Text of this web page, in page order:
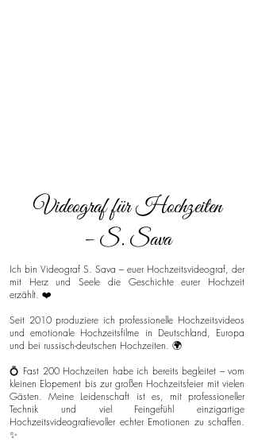
Videograf für Hochzeiten
– S. Sava
Ich bin Videograf S. Sava – euer Hochzeitsvideograf, der
mit Herz und Seele die Geschichte eurer Hochzeit
erzählt. ❤️
Seit 2010 produziere ich professionelle Hochzeitsvideos
und emotionale Hochzeitsfilme in Deutschland, Europa
und bei russisch-deutschen Hochzeiten. 🌍
💍 Fast 200 Hochzeiten habe ich bereits begleitet – vom
kleinen Elopement bis zur großen Hochzeitsfeier mit vielen
Gästen. Meine Leidenschaft ist es, mit professioneller
Technik und viel Feingefühl einzigartige
Hochzeitsvideografievoller echter Emotionen zu schaffen.
✨